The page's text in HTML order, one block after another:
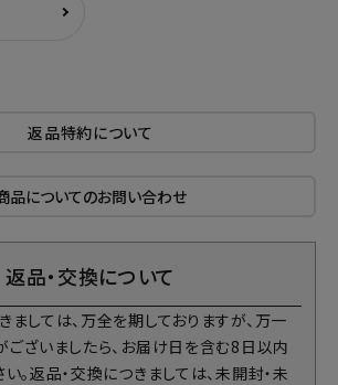
返品特約について
品についてのお問い合わせ
返品・交換について
ましては、万全を期しておりますが、万一
ございましたら、お届け日を含む8日以内
。返品・交換につきましては、未開封・未